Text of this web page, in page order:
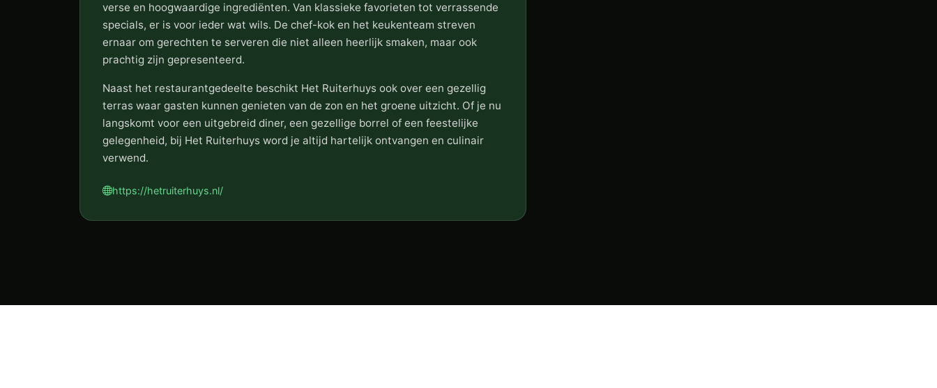
verse en hoogwaardige ingrediënten. Van klassieke favorieten tot verrassende
specials, er is voor ieder wat wils. De chef-kok en het keukenteam streven
ernaar om gerechten te serveren die niet alleen heerlijk smaken, maar ook
prachtig zijn gepresenteerd.
Naast het restaurantgedeelte beschikt Het Ruiterhuys ook over een gezellig
terras waar gasten kunnen genieten van de zon en het groene uitzicht. Of je nu
langskomt voor een uitgebreid diner, een gezellige borrel of een feestelijke
gelegenheid, bij Het Ruiterhuys word je altijd hartelijk ontvangen en culinair
verwend.
https://hetruiterhuys.nl/